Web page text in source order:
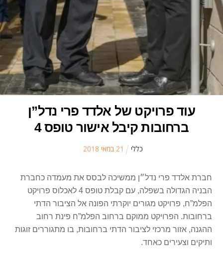
עוד פרויקט של אלדד פרי נדל”ן
ברחובות קיבל אישור טופס 4
כללי 21במאי 2018
חברת אלדד פרי נדל״ן ממשיכה לבסס את מעמדה כחברת
הבניה הגדולה בשפלה, עם קבלת טופס 4 לאכלוס פרויקט
הפלמ”ח, פרויקט מגורים יוקרתי הפונה אל הציבור הדתי
ברחובות. הפרויקט ממוקם ברחוב הפלמ”ח פינת רחוב
ההגנה, אזור מרכזי לציבור הדתי ברחובות, בו מתגוררים זוגות
ותיקים וצעירים כאחד.